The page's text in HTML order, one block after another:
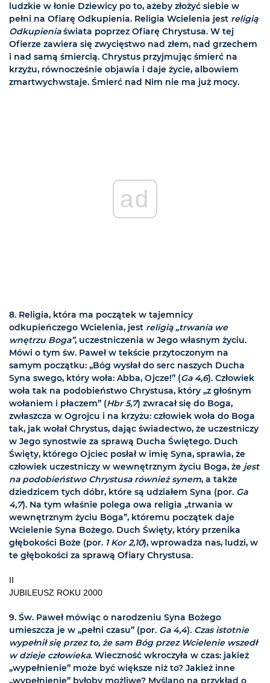
ludzkie w łonie Dziewicy po to, ażeby złożyć siebie w
pełni na Ofiarę Odkupienia. Religia Wcielenia jest religią
Odkupieniaświata poprzez Ofiarę Chrystusa. W tej
Ofierze zawiera się zwycięstwo nad złem, nad grzechem
i nad samą śmiercią. Chrystus przyjmując śmierć na
krzyżu, równocześnie objawia i daje życie, albowiem
zmartwychwstaje. Śmierć nad Nim nie ma już mocy.
ad
8. Religia, która ma początek w tajemnicy
odkupieńczego Wcielenia, jest religią „trwania we
wnętrzu Boga”, uczestniczenia w Jego własnym życiu.
Mówi o tym św. Paweł w tekście przytoczonym na
samym początku: „Bóg wysłał do serc naszych Ducha
Syna swego, który woła: Abba, Ojcze!” (Ga 4,6). Człowiek
woła tak na podobieństwo Chrystusa, który „z głośnym
wołaniem i płaczem” (Hbr 5,7) zwracał się do Boga,
zwłaszcza w Ogrojcu i na krzyżu: człowiek woła do Boga
tak, jak wołał Chrystus, dając świadectwo, że uczestniczy
w Jego synostwie za sprawą Ducha Świętego. Duch
Święty, którego Ojciec posłał w imię Syna, sprawia, że
człowiek uczestniczy w wewnętrznym życiu Boga, że jest
na podobieństwo Chrystusa również synem, a także
dziedzicem tych dóbr, które są udziałem Syna (por. Ga
4,7). Na tym właśnie polega owa religia „trwania w
wewnętrznym życiu Boga”, któremu początek daje
Wcielenie Syna Bożego. Duch Święty, który przenika
głębokości Boże (por. 1 Kor 2,10), wprowadza nas, ludzi, w
te głębokości za sprawą Ofiary Chrystusa.
II
JUBILEUSZ ROKU 2000
9. Św. Paweł mówiąc o narodzeniu Syna Bożego
umieszcza je w „pełni czasu” (por. Ga 4,4). Czas istotnie
wypełnił się przez to, że sam Bóg przez Wcielenie wszedł
w dzieje człowieka. Wieczność wkroczyła w czas: jakież
„wypełnienie” może być większe niż to? Jakież inne
„wypełnienie” byłoby możliwe? Myślano na przykład o